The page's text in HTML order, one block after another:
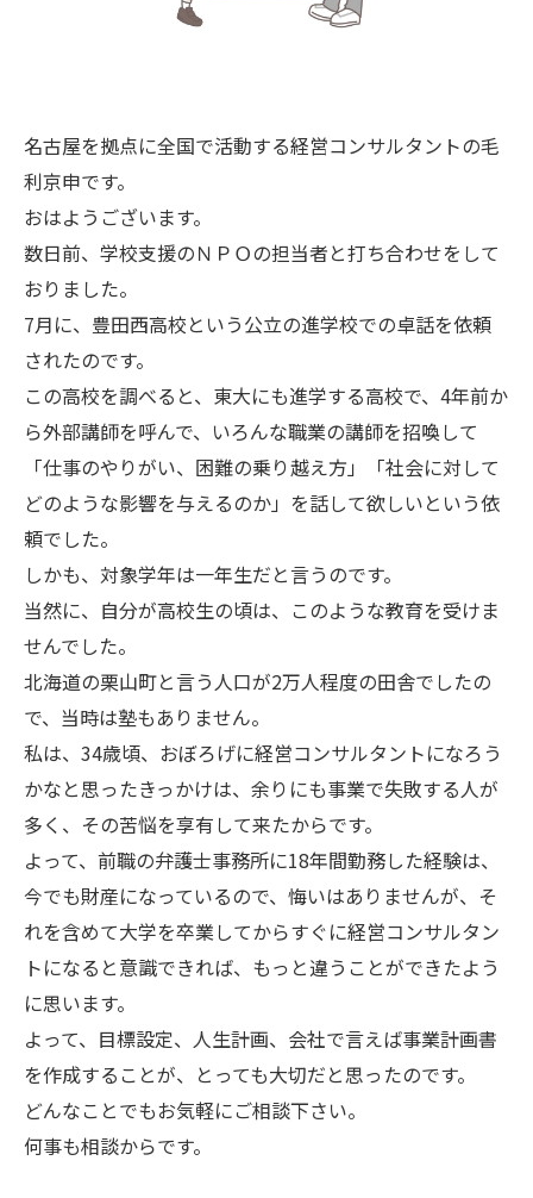
名古屋を拠点に全国で活動する経営コンサルタントの毛
利京申です。
おはようございます。
数日前、学校支援のＮＰＯの担当者と打ち合わせをして
おりました。
7月に、豊田西高校という公立の進学校での卓話を依頼
されたのです。
この高校を調べると、東大にも進学する高校で、4年前か
ら外部講師を呼んで、いろんな職業の講師を招喚して
「仕事のやりがい、困難の乗り越え方」「社会に対して
どのような影響を与えるのか」を話して欲しいという依
頼でした。
しかも、対象学年は一年生だと言うのです。
当然に、自分が高校生の頃は、このような教育を受けま
せんでした。
北海道の栗山町と言う人口が2万人程度の田舎でしたの
で、当時は塾もありません。
私は、34歳頃、おぼろげに経営コンサルタントになろう
かなと思ったきっかけは、余りにも事業で失敗する人が
多く、その苦悩を享有して来たからです。
よって、前職の弁護士事務所に18年間勤務した経験は、
今でも財産になっているので、悔いはありませんが、そ
れを含めて大学を卒業してからすぐに経営コンサルタン
トになると意識できれば、もっと違うことができたよう
に思います。
よって、目標設定、人生計画、会社で言えば事業計画書
を作成することが、とっても大切だと思ったのです。
どんなことでもお気軽にご相談下さい。
何事も相談からです。